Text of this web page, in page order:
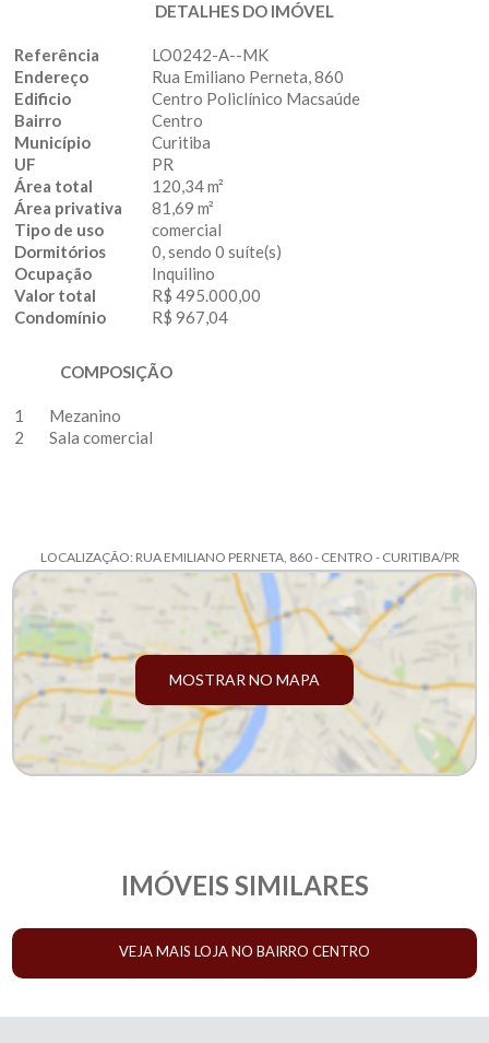
DETALHES DO IMÓVEL
Referência
LO0242-A--MK
Endereço
Rua Emiliano Perneta, 860
Edificio
Centro Policlínico Macsaúde
Bairro
Centro
Município
Curitiba
UF
PR
Área total
120,34 m²
Área privativa
81,69 m²
Tipo de uso
comercial
Dormitórios
0, sendo 0 suíte(s)
Ocupação
Inquilino
Valor total
R$ 495.000,00
Condomínio
R$ 967,04
COMPOSIÇÃO
1
Mezanino
2
Sala comercial
LOCALIZAÇÃO: RUA EMILIANO PERNETA, 860 - CENTRO - CURITIBA/PR
MOSTRAR NO MAPA
IMÓVEIS SIMILARES
VEJA MAIS LOJA NO BAIRRO CENTRO